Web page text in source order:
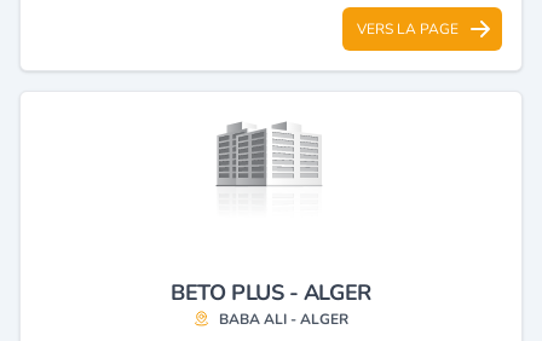
VERS LA PAGE
BETO PLUS - ALGER
BABA ALI - ALGER